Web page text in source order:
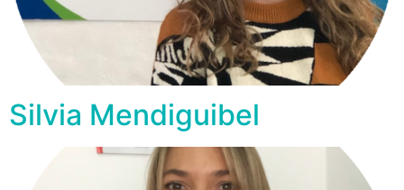
Silvia Mendiguibel